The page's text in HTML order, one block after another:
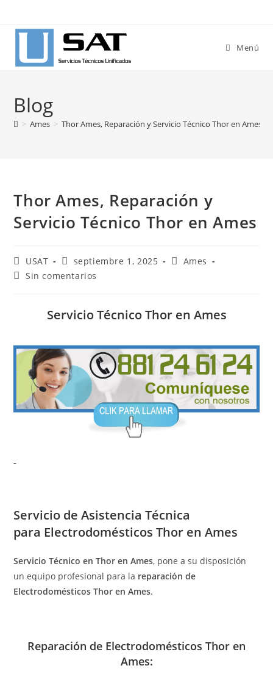
contenido
Menú
Blog
> Ames > Thor Ames, Reparación y Servicio Técnico Thor en Ames
Thor Ames, Reparación y
Servicio Técnico Thor en Ames
Autor
de
USAT
Publicación
de
septiembre 1, 2025
Categoría
Ames
Comentarios
entrada:
Sin comentarios
Servicio Técnico Thor en Ames
Servicio de Asistencia Técnica
para Electrodomésticos Thor en Ames
Servicio Técnico en Thor en Ames, pone a su disposición
un equipo profesional para la reparación de
Electrodomésticos Thor en Ames.
Reparación de Electrodomésticos Thor en
Ames: